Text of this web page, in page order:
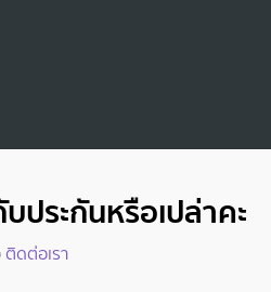
ประกันหรือเปล่าคะ
ติดต่อเรา